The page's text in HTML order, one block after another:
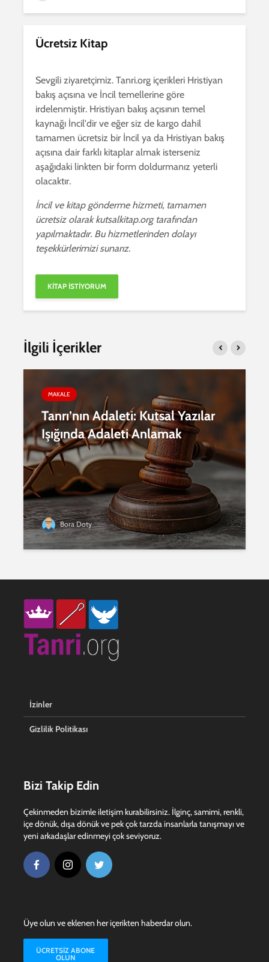
Ücretsiz Kitap
Sevgili ziyaretçimiz. Tanri.org içerikleri Hristiyan
bakış açısına ve İncil temellerine göre
irdelenmiştir. Hristiyan bakış açısının temel
kaynağı İncil'dir ve eğer siz de kargo dahil
tamamen ücretsiz bir İncil ya da Hristiyan bakış
açısına dair farklı kitaplar almak isterseniz
aşağıdaki linkten bir form doldurmanız yeterli
olacaktır.
İncil ve kitap gönderme hizmeti, tamamen
ücretsiz olarak kutsalkitap.org tarafından
yapılmaktadır. Bu hizmetlerinden dolayı
teşekkürlerimizi sunarız.
İlgili İçerikler
MAKALE
Tanrı’nın Adaleti: Kutsal Yazılar
Işığında Adaleti Anlamak
Bora Doty
İzinler
Gizlilik Politikası
Bizi Takip Edin
Çekinmeden bizimle iletişim kurabilirsiniz. İlginç, samimi, renkli,
içe dönük, dışa dönük ve pek çok tarzda insanlarla tanışmayı ve
yeni arkadaşlar edinmeyi çok seviyoruz.
Üye olun ve eklenen her içerikten haberdar olun.
ÜCRETSIZ ABONE
OLUN